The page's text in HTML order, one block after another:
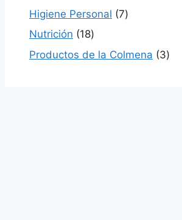
Higiene Personal 77
Nutrición 1818
productos
Productos de la Colmena 33